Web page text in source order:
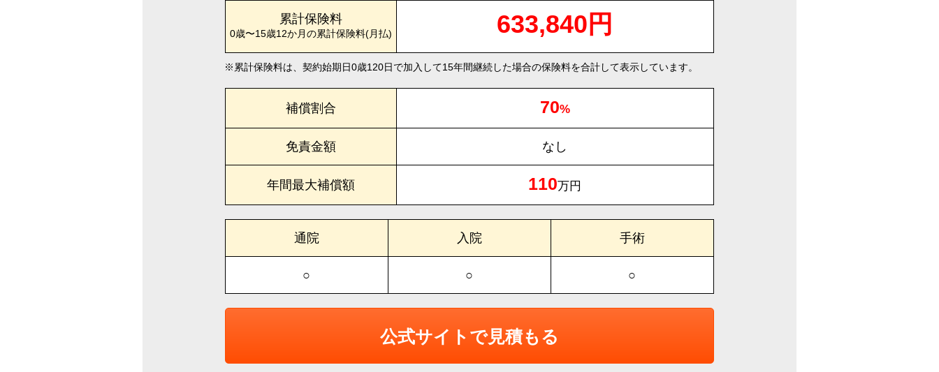
累計保険料
0歳〜15歳12か月 の累計保険料(月払) 633,840円
累計保険料は、契約始期日0歳120日で加入して15年間継続した場合の保険料を合計して表示しています。
補償割合 70%
免責金額 なし
年間最大補償額 110万円
通院 入院 手術
○ ○ ○
公式サイトで見積もる